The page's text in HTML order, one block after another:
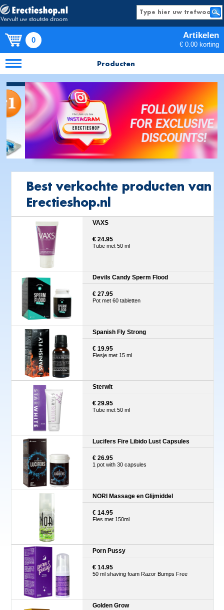
0 Artikelen
€ 0.00 korting
Producten
Best verkochte producten van
Erectieshop.nl
VAXS
€ 24.95
Tube met 50 ml
Devils Candy Sperm Flood
€ 27.95
Pot met 60 tabletten
Spanish Fly Strong
€ 19.95
Flesje met 15 ml
Sterwit
€ 29.95
Tube met 50 ml
Lucifers Fire Libido Lust Capsules
€ 26.95
1 pot with 30 capsules
NORI Massage en Glijmiddel
€ 14.95
Fles met 150ml
Porn Pussy
€ 14.95
50 ml shaving foam Razor Bumps Free
Golden Grow